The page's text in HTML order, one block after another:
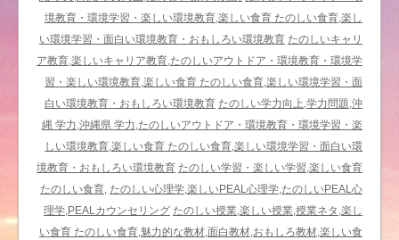
ビ
ュ
ー
「カ
フ
ネ」
は
境教育・環境学習・楽しい環境教育,楽しい食育 たのしい食育,楽し
い環境学習・面白い環境教育・おもしろい環境教育 たのしいキャリ
ア教育,楽しいキャリア教育,たのしいアウトドア・環境教育・環境学
習・楽しい環境教育,楽しい食育 たのしい食育,楽しい環境学習・面
白い環境教育・おもしろい環境教育 たのしい学力向上,学力問題,沖
縄 学力,沖縄県 学力,たのしいアウトドア・環境教育・環境学習・楽
しい環境教育,楽しい食育 たのしい食育,楽しい環境学習・面白い環
境教育・おもしろい環境教育 たのしい学習・楽しい学習,楽しい食育
たのしい食育, たのしい心理学,楽しいPEAL心理学,たのしいPEAL心
理学,PEALカウンセリング たのしい授業,楽しい授業,授業ネタ,楽し
い食育 たのしい食育,魅力的な教材,面白教材,おもしろ教材,楽しい食